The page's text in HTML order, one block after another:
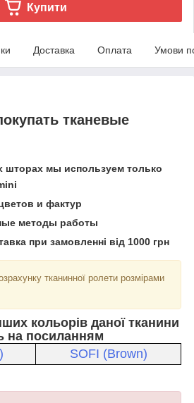
Купити
Доставка Оплата Умови
тканевые
шторах мы используем только
и фактур
методы работы
при замовленні від 1000 грн
тканинної ролети розмірами
кольорів даної тканини
на посиланням
SOFI (Brown)